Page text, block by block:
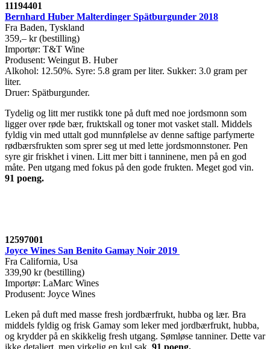
11194401
Bernhard Huber Malterdinger Spätburgunder 2018
Fra Baden, Tyskland
359,– kr (bestilling)
Importør: T&T Wine
Produsent: Weingut B. Huber
Alkohol: 12.50%. Syre: 5.8 gram per liter. Sukker: 3.0 gram per
liter.
Druer: Spätburgunder.
Tydelig og litt mer rustikk tone på duft med noe jordsmonn som
ligger over røde bær, fruktskall og toner mot vasket stall. Middels
fyldig vin med uttalt god munnfølelse av denne saftige parfymerte
rødbærsfrukten som sprer seg ut med lette jordsmonnstoner. Pen
syre gir friskhet i vinen. Litt mer bitt i tanninene, men på en god
måte. Pen utgang med fokus på den gode frukten. Meget god vin.
91 poeng.
12597001
Joyce Wines San Benito Gamay Noir 2019
Fra California, Usa
339,90 kr (bestilling)
Importør: LaMarc Wines
Produsent: Joyce Wines
Leken på duft med masse fresh jordbærfrukt, hubba og lær. Bra
middels fyldig og frisk Gamay som leker med jordbærfrukt, hubba,
og krydder på en skikkelig fresh utgang. Sømløse tanniner. Dette var
ikke detaljert, men virkelig en kul sak. 91 poeng.